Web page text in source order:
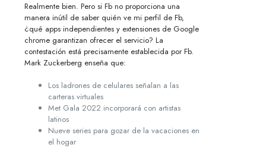
Realmente bien. Pero si Fb no proporciona una
manera inútil de saber quién ve mi perfil de Fb,
¿qué apps independientes y extensiones de Google
chrome garantizan ofrecer el servicio? La
contestación está precisamente establecida por Fb.
Mark Zuckerberg enseña que:
Los ladrones de celulares señalan a las
carteras virtuales
Met Gala 2022 incorporará con artistas
latinos
Nueve series para gozar de la vacaciones en
el hogar